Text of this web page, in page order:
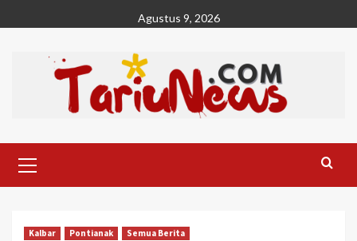
to
Agustus 9, 2026
Menu
Kalbar Pontianak Semua Berita